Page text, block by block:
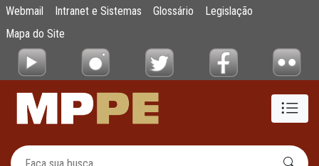
Pular para o Conteúdo principal
Documentos
Webmail Intranet e Sistemas Glossário
Legislação
Mapa do Site